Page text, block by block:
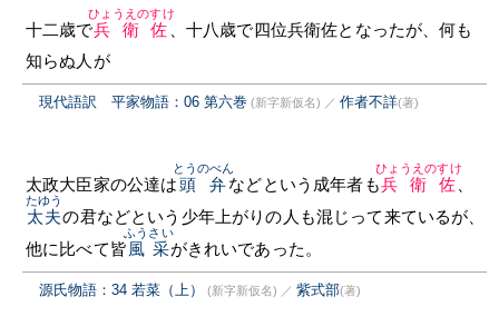
十二歳で兵衛佐
ひょうえのすけ
、十八歳で四位兵衛佐となったが、何も
知らぬ人が
現代語訳 平家物語：06 第六巻 (新字新仮名) ／ 作者不詳(著)
太政大臣家の公達は頭弁
とうのべん
などという成年者も兵衛佐
ひょうえのすけ
太夫
たゆう
の君などという少年上がりの人も混じって来ているが、
他に比べて皆 風采
ふうさい
がきれいであった。
源氏物語：34 若菜（上） (新字新仮名) ／ 紫式部(著)